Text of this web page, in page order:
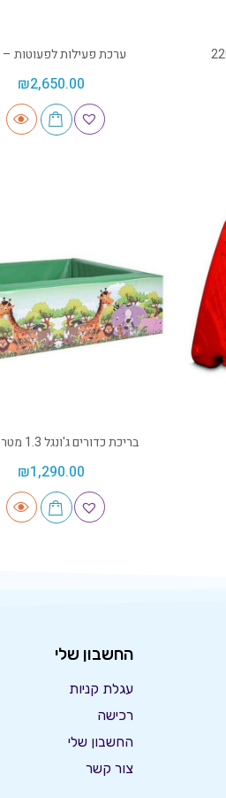
ערכת פעילות לפעוטות – 2037
₪2,650.00
בריכת כדורים ג'ונגל 1.3 מטר – 2204
₪1,290.00
החשבון שלי
עגלת קניות
רכישה
החשבון שלי
צור קשר